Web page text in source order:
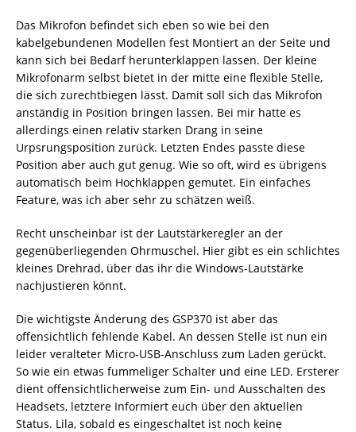
Das Mikrofon befindet sich eben so wie bei den
kabelgebundenen Modellen fest Montiert an der Seite und
kann sich bei Bedarf herunterklappen lassen. Der kleine
Mikrofonarm selbst bietet in der mitte eine flexible Stelle,
die sich zurechtbiegen lässt. Damit soll sich das Mikrofon
anständig in Position bringen lassen. Bei mir hatte es
allerdings einen relativ starken Drang in seine
Urpsrungsposition zurück. Letzten Endes passte diese
Position aber auch gut genug. Wie so oft, wird es übrigens
automatisch beim Hochklappen gemutet. Ein einfaches
Feature, was ich aber sehr zu schätzen weiß.
Recht unscheinbar ist der Lautstärkeregler an der
gegenüberliegenden Ohrmuschel. Hier gibt es ein schlichtes
kleines Drehrad, über das ihr die Windows-Lautstärke
nachjustieren könnt.
Die wichtigste Änderung des GSP370 ist aber das
offensichtlich fehlende Kabel. An dessen Stelle ist nun ein
leider veralteter Micro-USB-Anschluss zum Laden gerückt.
So wie ein etwas fummeliger Schalter und eine LED. Ersterer
dient offensichtlicherweise zum Ein- und Ausschalten des
Headsets, letztere Informiert euch über den aktuellen
Status. Lila, sobald es eingeschaltet ist noch keine